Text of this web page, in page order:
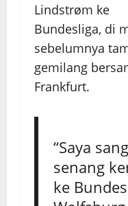
Lindstrøm ke
Bundesliga, di
sebelumnya
gemilang
Frankfurt.
“Saya
senang
ke